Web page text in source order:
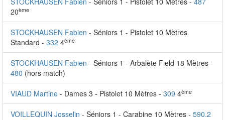
20ème
STOCKHAUSEN Fabien - Séniors 1 - Pistolet 10 Mètres
Standard - 332 4ème
STOCKHAUSEN Fabien - Séniors 1 - Arbalète Field 18 Mètres -
480 (hors match)
VIAUD Martine - Dames 3 - Pistolet 10 Mètres - 309 4ème
VOILLEQUIN Josselin - Séniors 1 - Carabine 10 Mètres - 590.2